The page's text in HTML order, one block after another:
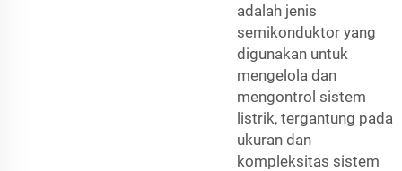
adalah jenis
semikonduktor yang
digunakan untuk
mengelola dan
mengontrol sistem
listrik, tergantung pada
ukuran dan
kompleksitas sistem